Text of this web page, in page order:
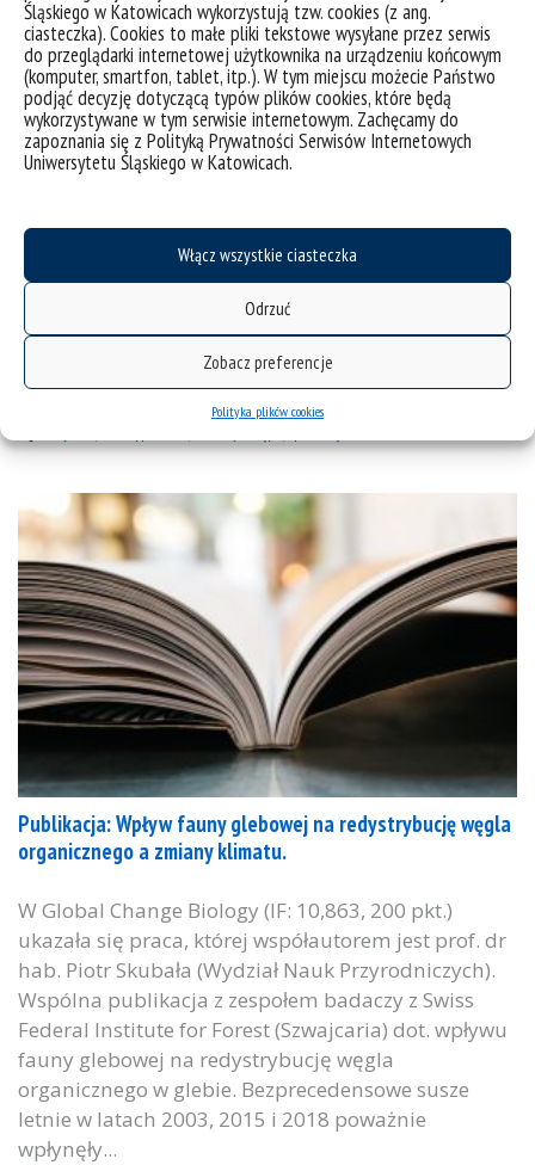
Śląskiego w Katowicach wykorzystują tzw. cookies (z ang.
ciasteczka). Cookies to małe pliki tekstowe wysyłane przez serwis
do przeglądarki internetowej użytkownika na urządzeniu końcowym
(komputer, smartfon, tablet, itp.). W tym miejscu możecie Państwo
podjąć decyzję dotyczącą typów plików cookies, które będą
wykorzystywane w tym serwisie internetowym. Zachęcamy do
zapoznania się z Polityką Prywatności Serwisów Internetowych
Uniwersytetu Śląskiego w Katowicach.
Włącz wszystkie ciasteczka
Odrzuć
Zobacz preferencje
Polityka plików cookies
Brachypodium: 20 years as a grass biology model system;
the way forward?
W czasopiśmie Trends in Plant Science ukazała się
nowa praca, będąca owocem wielostronnej
pierwszym i jednym z dwóch autorów
korespondencyjnych pracy). Jest to obszerna feature
review (główna praca przeglądowa numeru)
przedstawiająca stan obecny i perspektywy po XX
latach badań z wykorzystaniem modelowego...
Publikacja: Wpływ fauny glebowej na redystrybucję węgla
organicznego a zmiany klimatu.
W Global Change Biology (IF: 10,863, 200 pkt.)
ukazała się praca, której współautorem jest prof. dr
hab. Piotr Skubała (Wydział Nauk Przyrodniczych).
Wspólna publikacja z zespołem badaczy z Swiss
Federal Institute for Forest (Szwajcaria) dot. wpływu
fauny glebowej na redystrybucję węgla
organicznego w glebie. Bezprecedensowe susze
letnie w latach 2003, 2015 i 2018 poważnie
wpłynęły...